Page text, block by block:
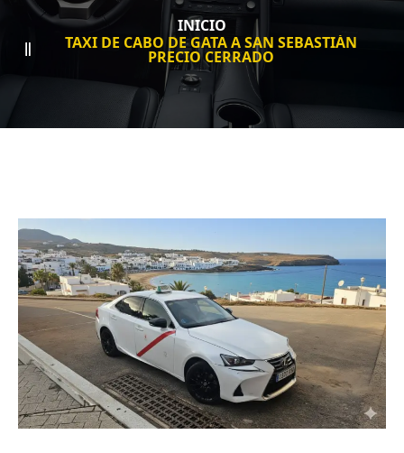
INICIO
TAXI DE CABO DE GATA A SAN SEBASTIÁN
PRECIO CERRADO